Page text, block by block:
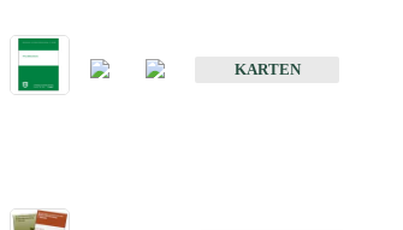
KARTEN